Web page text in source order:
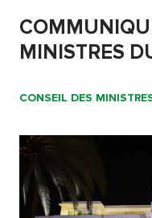
MINISTRES
CONSEIL DES